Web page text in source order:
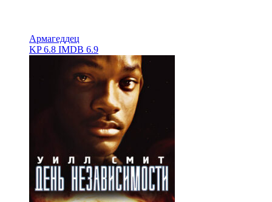
Армагеддец
KP6.8 IMDB 6.9